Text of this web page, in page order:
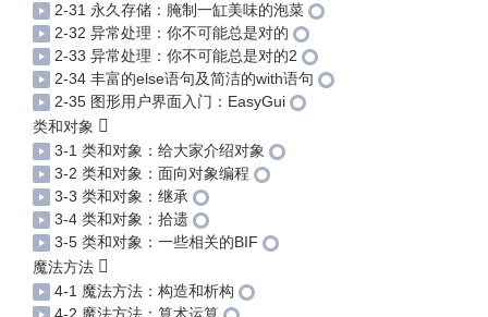
2-31 永久存储：腌制一缸美味的泡菜
2-32 异常处理：你不可能总是对的
2-33 异常处理：你不可能总是对的2
2-34 丰富的else语句及简洁的with语句
2-35 图形用户界面入门：EasyGui
类和对象
3-1 类和对象：给大家介绍对象
3-2 类和对象：面向对象编程
3-3 类和对象：继承
3-4 类和对象：拾遗
3-5 类和对象：一些相关的BIF
魔法方法
4-1 魔法方法：构造和析构